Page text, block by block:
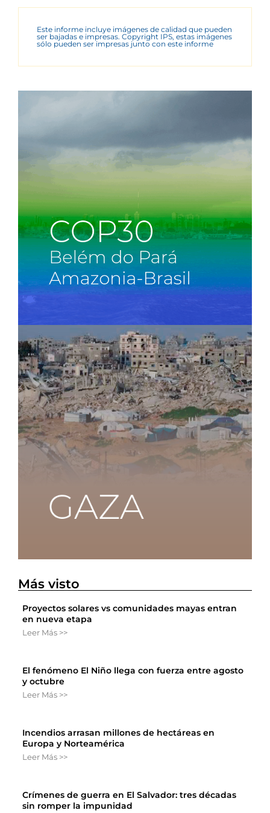
Este informe incluye imágenes de calidad que pueden
ser bajadas e impresas. Copyright IPS, estas imágenes
sólo pueden ser impresas junto con este informe
Más visto
Proyectos solares vs comunidades mayas entran
en nueva etapa
Leer Más >>
El fenómeno El Niño llega con fuerza entre agosto
y octubre
Leer Más >>
Incendios arrasan millones de hectáreas en
Europa y Norteamérica
Leer Más >>
Crímenes de guerra en El Salvador: tres décadas
sin romper la impunidad